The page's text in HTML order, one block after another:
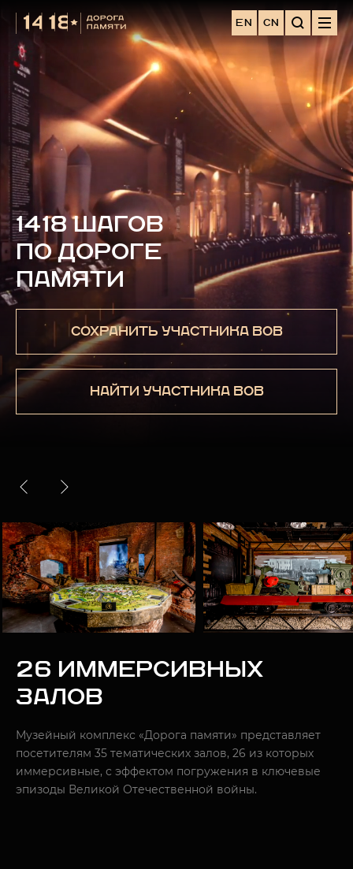
EN CN
1418 ШАГОВ
ПО ДОРОГЕ
ПАМЯТИ
СОХРАНИТЬ УЧАСТНИКА ВОВ
НАЙТИ УЧАСТНИКА ВОВ
26 ИММЕРСИВНЫХ
ЗАЛОВ
Музейный комплекс «Дорога памяти» представляет
посетителям 35 тематических залов, 26 из которых
иммерсивные, с эффектом погружения в ключевые
эпизоды Великой Отечественной войны.